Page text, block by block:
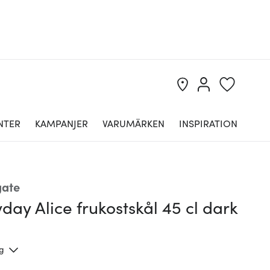
KAMPANJER VARUMÄRKEN INSPIRATION
Alice frukostskål 45 cl dark